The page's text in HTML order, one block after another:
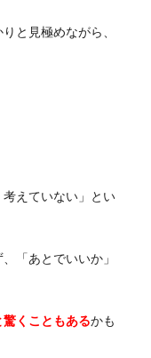
と見極めながら、
えていない」とい
「あとでいいか」
くこともあるかも